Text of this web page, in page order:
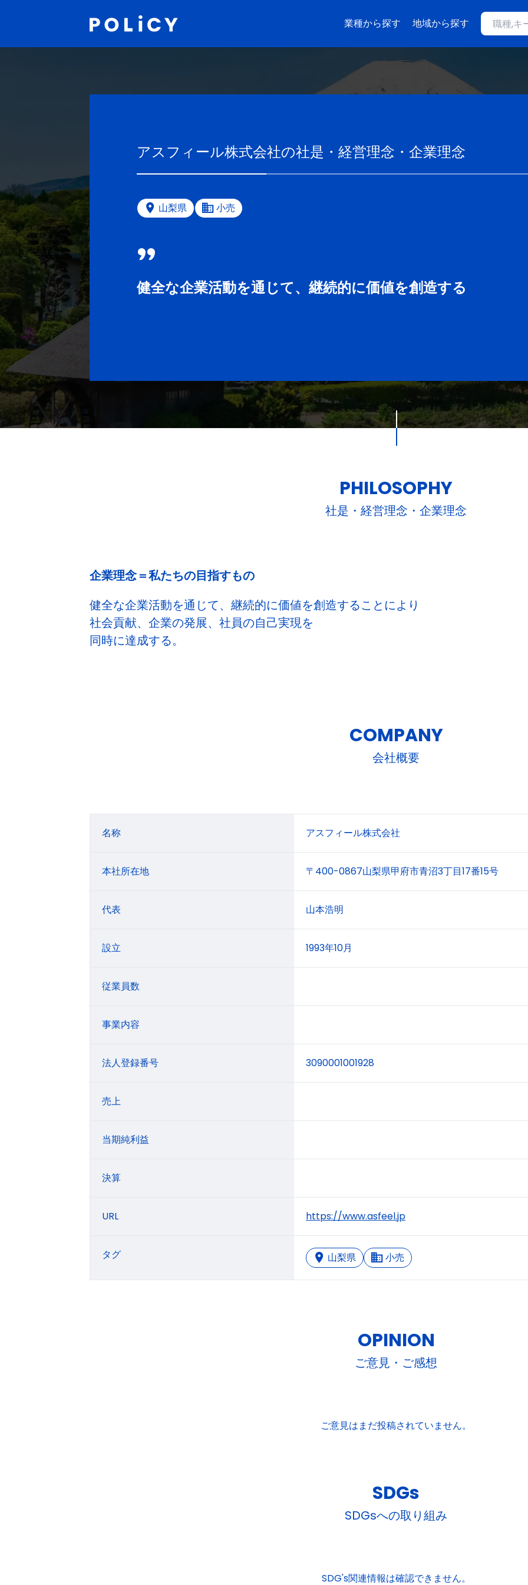
業種から探す 地域から探す
アスフィール株式会社の社是・経営理念・企業理念
山梨県 小売
健全な企業活動を通じて、継続的に価値を創造する
PHILOSOPHY
社是・経営理念・企業理念
企業理念＝私たちの目指すもの
健全な企業活動を通じて、継続的に価値を創造することにより
社会貢献、企業の発展、社員の自己実現を
同時に達成する。
COMPANY
会社概要
名称 アスフィール株式会社
本社所在地 〒400-0867山梨県甲府市青沼3丁目17番15号
代表 山本浩明
設立 1993年10月
従業員数
事業内容
法人登録番号 3090001001928
売上
当期純利益
決算
URL https://www.asfeel.jp
タグ 山梨県 小売
OPINION
ご意見・ご感想
ご意見はまだ投稿されていません。
SDGs
SDGsへの取り組み
SDG's関連情報は確認できません。